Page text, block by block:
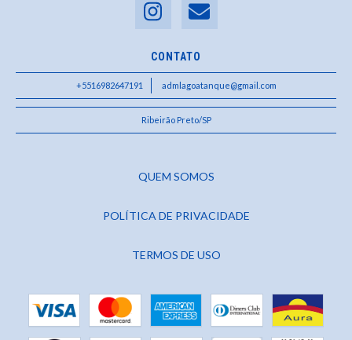
CONTATO
+5516982647191 admlagoatanque@gmail.com
Ribeirão Preto/SP
QUEM SOMOS
POLÍTICA DE PRIVACIDADE
TERMOS DE USO